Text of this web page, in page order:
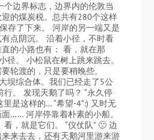
边界标志，边界内的伦敦当
的煤炭税。总共有280个这样
存了下来。 河岸的另一端又是
点阴沉。 沿着小径，不时看
的小路也有： 看，就在那
。 小松鼠在树上跳来跳去。
轮渡的，只是要稍晚些。
坝综合体。我们已经走了5公
。 发现天鹅了吗？ “永久停
里是这样的… “希望-4”:) 又时无
…… 河岸停靠着朴素的小船。
，就是它们。 “仪仗队” 🙂 边
来去去，还有天鹅河里游来游